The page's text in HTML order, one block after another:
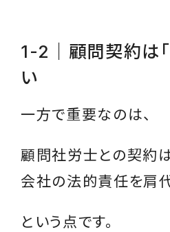
1-2｜顧問契約は
い
一方で重要なのは、
顧問社労士との契約
会社の法的責任を肩
という点です。